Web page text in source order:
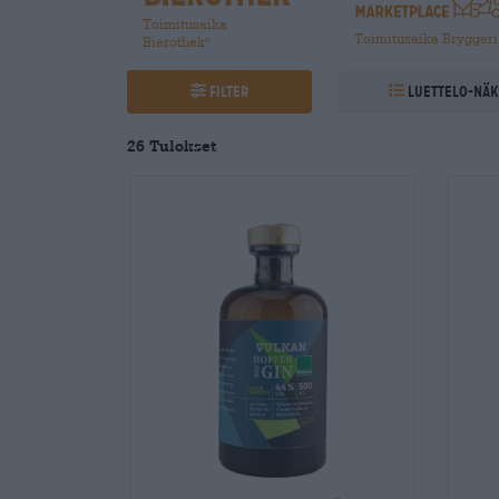
Toimitusaika
Bierothek
Toimitusaika Bryggeri
Filter Luettelo-
26 Tulokset